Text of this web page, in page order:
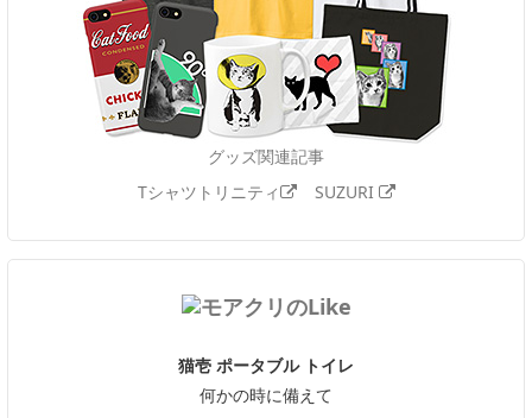
グッズ関連記事
Tシャツトリニティ
SUZURI
猫壱 ポータブル トイレ
何かの時に備えて